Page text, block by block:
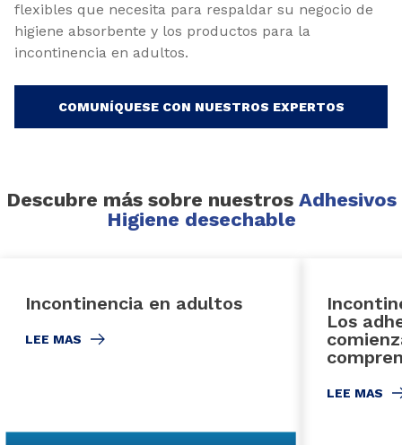
flexibles que necesita para respaldar su negocio de
higiene absorbente y los productos para la
incontinencia en adultos.
COMUNÍQUESE CON NUESTROS EXPERTOS
Descubre más sobre nuestros Adhesivos
Higiene desechable
Incontinencia en adultos
LEE MAS
Los
LEE MAS